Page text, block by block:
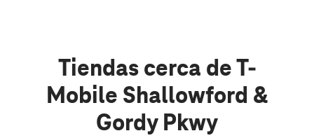
Tiendas cerca de T-
Mobile Shallowford &
Gordy Pkwy